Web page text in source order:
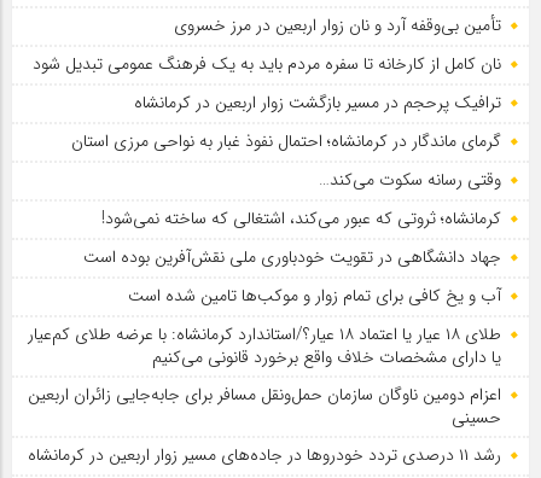
تأمین بی‌وقفه آرد و نان زوار اربعین در مرز خسروی
نان کامل از کارخانه تا سفره مردم باید به یک فرهنگ عمومی تبدیل شود
ترافیک پرحجم در مسیر بازگشت زوار اربعین در کرمانشاه
گرمای ماندگار در کرمانشاه؛ احتمال نفوذ غبار به نواحی مرزی استان
وقتی رسانه سکوت می‌کند…
کرمانشاه؛ ثروتی که عبور می‌کند، اشتغالی که ساخته نمی‌شود!
جهاد دانشگاهی در تقویت خودباوری ملی نقش‌آفرین بوده است
آب و یخ کافی برای تمام زوار و موکب‌ها تامین شده است
طلای ۱۸ عیار یا اعتماد ۱۸ عیار؟/استاندارد کرمانشاه: با عرضه طلای کم‌عیار
یا دارای مشخصات خلاف واقع برخورد قانونی می‌کنیم
اعزام دومین ناوگان سازمان حمل‌ونقل مسافر برای جابه‌جایی زائران اربعین
حسینی
رشد ۱۱ درصدی تردد خودروها در جاده‌های مسیر زوار اربعین در کرمانشاه